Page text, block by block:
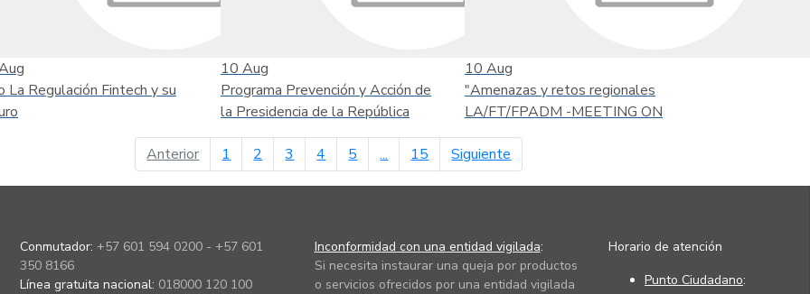
La Regulación Fintech y su
10 Aug
Programa Prevención y Acción de
la Presidencia de la República
10 Aug
"Amenazas y retos regionales
LA/FT/FPADM -MEETING ON
Anteriorpágina anterior
1 2 3 4 5 ... 15 Siguiente
Conmutador: +57 601 594 0200 - +57 601
350 8166
Línea gratuita nacional: 018000 120 100
Inconformidad con una entidad vigilada:
Si necesita instaurar una queja por productos
o servicios ofrecidos por una entidad vigilada
Horario de atención
Punto Ciudadano: